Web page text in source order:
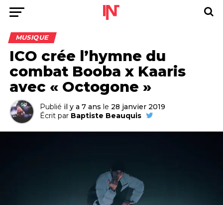
MUSIQUE
ICO crée l’hymne du
combat Booba x Kaaris
avec « Octogone »
Publié il y a 7 ans le 28 janvier 2019
Écrit par Baptiste Beauquis